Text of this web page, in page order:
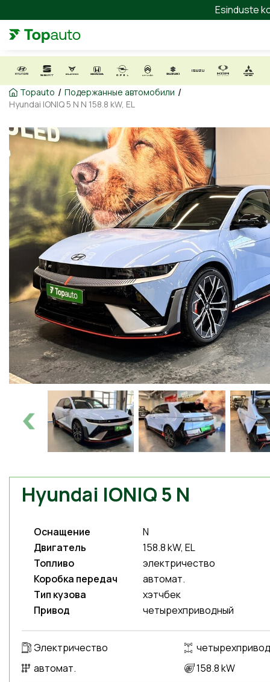
Esinduste
Topauto / Подержанные автомобили /
Hyundai IONIQ 5 N N 158.8 kW, EL
Hyundai IONIQ 5 N
Оснащение
N
Двигатель
158.8 kW, EL
Топливо
электричество
Коробка передач
автомат.
Тип кузова
хэтчбек
Привод
четырехприводный
Электричество
автомат.
158.8 kW